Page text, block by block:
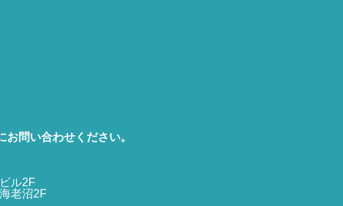
お問い合わせください。
ル2F
老沼2F